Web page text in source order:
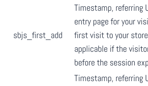
sbjs_first_add
Timestamp, referring
entry page for your
first visit to your
applicable if the
before the session
Timestamp, referring